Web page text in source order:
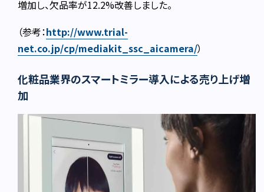
増加し、欠品率が12.2%改善しました。
（参考：http://www.trial-
net.co.jp/cp/mediakit_ssc_aicamera/）
化粧品業界のスマートミラー導入による売り上げ増
加